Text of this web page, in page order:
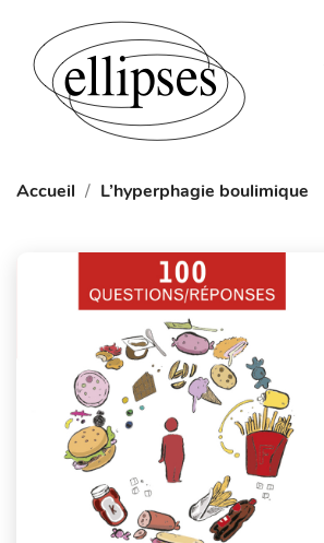
Accueil L’hyperphagie boulimique